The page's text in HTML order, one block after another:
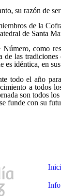
su razón de
de la
de Santa
Número, como
de las
es idéntica, en
todo el año
a todos
son todos
funde con su